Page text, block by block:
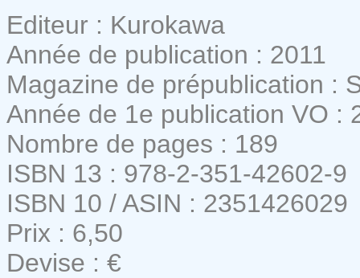
Editeur : Kurokawa
Année de publication : 2011
Magazine de prépublication :
Année de 1e publication VO :
Nombre de pages : 189
ISBN 13 : 978-2-351-42602-9
ISBN 10 / ASIN : 2351426029
Prix : 6,50
Devise : €